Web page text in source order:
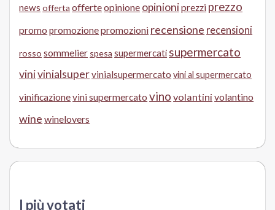
news offerta offerteopinione opinioniprezzi prezzo
promo promozionepromozioni recensione recensioni
rosso sommelier spesa supermercati supermercato
vinivinialsupervinialsupermercato vini al supermercato
vinificazionevini supermercato vino volantini volantino
wine winelovers
I più votati